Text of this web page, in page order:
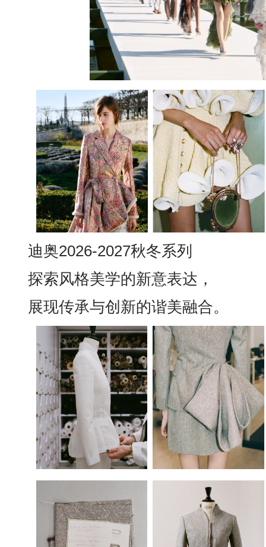
迪奥2026-2027秋冬系列
探索风格美学的新意表达，
展现传承与创新的谐美融合。